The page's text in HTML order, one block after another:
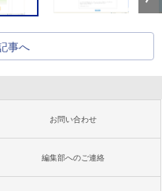
事へ
お問い合わせ
編集部へのご連絡